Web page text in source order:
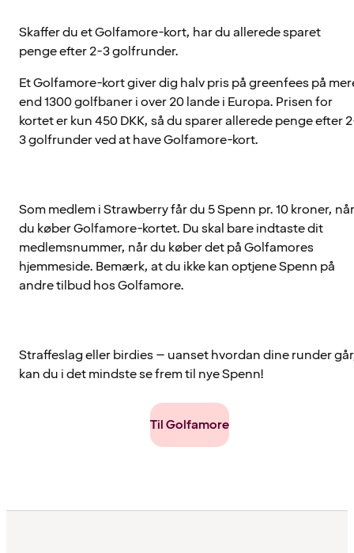
Skaffer du et Golfamore-kort, har du allerede sparet
penge efter 2-3 golfrunder.
Et Golfamore-kort giver dig halv pris på greenfees på
end 1300 golfbaner i over 20 lande i Europa. Prisen for
kortet er kun 450 DKK, så du sparer allerede penge efter
3 golfrunder ved at have Golfamore-kort.
Som medlem i Strawberry får du 5 Spenn pr. 10 kroner, når
du køber Golfamore-kortet. Du skal bare indtaste dit
medlemsnummer, når du køber det på Golfamores
hjemmeside. Bemærk, at du ikke kan optjene Spenn på
andre tilbud hos Golfamore.
Straffeslag eller birdies – uanset hvordan dine runder
kan du i det mindste se frem til nye Spenn!
Til Golfamore